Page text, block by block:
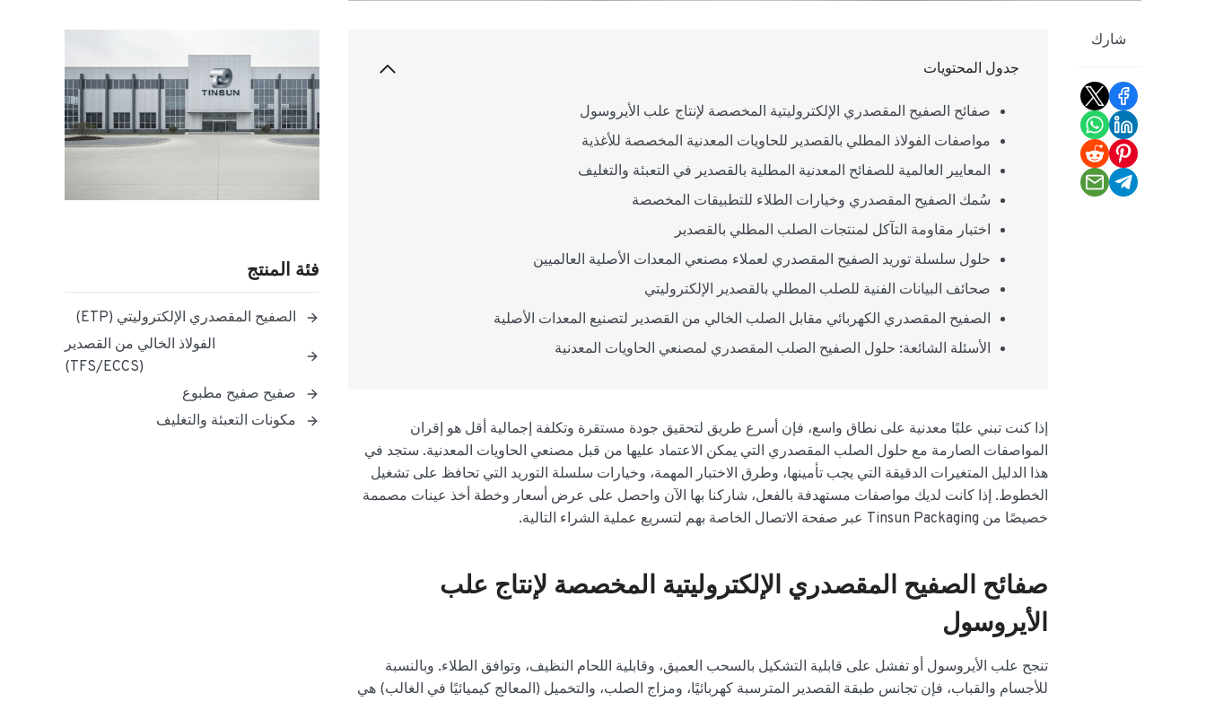
شارك
جدول المحتويات
صفائح الصفيح المقصدري الإلكتروليتية المخصصة لإنتاج علب الأيروسول
مواصفات الفولاذ المطلي بالقصدير للحاويات المعدنية المخصصة للأغذية
المعايير العالمية للصفائح المعدنية المطلية بالقصدير في التعبئة والتغليف
سُمك الصفيح المقصدري وخيارات الطلاء للتطبيقات المخصصة
اختبار مقاومة التآكل لمنتجات الصلب المطلي بالقصدير
حلول سلسلة توريد الصفيح المقصدري لعملاء مصنعي المعدات الأصلية العالميين
صحائف البيانات الفنية للصلب المطلي بالقصدير الإلكتروليتي
الصفيح المقصدري الكهربائي مقابل الصلب الخالي من القصدير لتصنيع المعدات الأصلية
الأسئلة الشائعة: حلول الصفيح الصلب المقصدري لمصنعي الحاويات المعدنية
إذا كنت تبني علبًا معدنية على نطاق واسع، فإن أسرع طريق لتحقيق جودة مستقرة وتكلفة إجمالية أقل هو إقران
المواصفات الصارمة مع حلول الصلب المقصدري التي يمكن الاعتماد عليها من قبل مصنعي الحاويات المعدنية. ستجد في
هذا الدليل المتغيرات الدقيقة التي يجب تأمينها، وطرق الاختبار المهمة، وخيارات سلسلة التوريد التي تحافظ على تشغيل
الخطوط. إذا كانت لديك مواصفات مستهدفة بالفعل، شاركنا بها الآن واحصل على عرض أسعار وخطة أخذ عينات مصممة
خصيصًا من Tinsun Packaging عبر صفحة الاتصال الخاصة بهم لتسريع عملية الشراء التالية.
صفائح الصفيح المقصدري الإلكتروليتية المخصصة لإنتاج علب
الأيروسول
تنجح علب الأيروسول أو تفشل على قابلية التشكيل بالسحب العميق، وقابلية اللحام النظيف، وتوافق الطلاء. وبالنسبة
للأجسام والقباب، فإن تجانس طبقة القصدير المترسبة كهربائيًا، ومزاج الصلب، والتخميل (المعالج كيميائيًا في الغالب) هي
فئة المنتج
الصفيح المقصدري الإلكتروليتي (ETP)
الفولاذ الخالي من القصدير
(TFS/ECCS)
صفيح صفيح مطبوع
مكونات التعبئة والتغليف